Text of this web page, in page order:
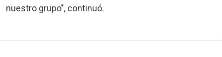
nuestro grupo", continuó.